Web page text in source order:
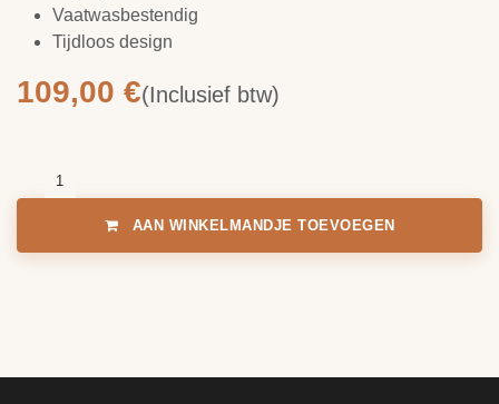
Vaatwasbestendig
Tijdloos design
109,00 €(Inclusief btw)
AAN WINKELMANDJE TOEVOEGEN